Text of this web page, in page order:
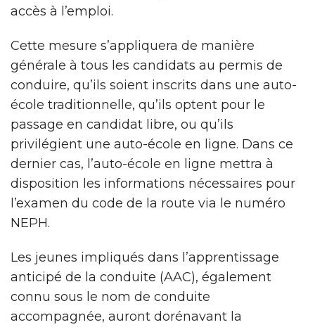
accès à l’emploi.
Cette mesure s’appliquera de manière
générale à tous les candidats au permis de
conduire, qu’ils soient inscrits dans une auto-
école traditionnelle, qu’ils optent pour le
passage en candidat libre, ou qu’ils
privilégient une auto-école en ligne. Dans ce
dernier cas, l’auto-école en ligne mettra à
disposition les informations nécessaires pour
l’examen du code de la route via le numéro
NEPH.
Les jeunes impliqués dans l’apprentissage
anticipé de la conduite (AAC), également
connu sous le nom de conduite
accompagnée, auront dorénavant la